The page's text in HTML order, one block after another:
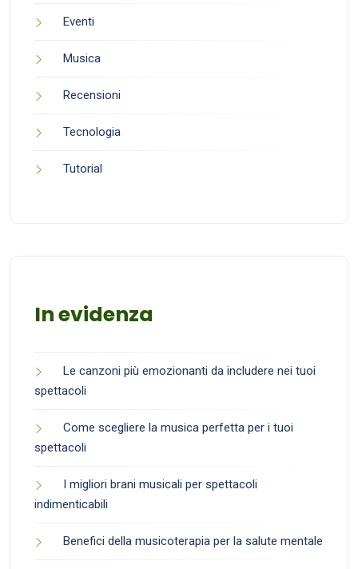
Eventi
Musica
Recensioni
Tecnologia
Tutorial
In evidenza
Le canzoni più emozionanti da includere nei tuoi
spettacoli
Come scegliere la musica perfetta per i tuoi
spettacoli
I migliori brani musicali per spettacoli
indimenticabili
Benefici della musicoterapia per la salute mentale